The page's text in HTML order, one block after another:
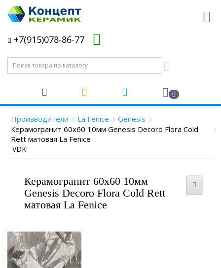
+7(915)078-86-77
0
Производители La Fenice
Genesis
Керамогранит 60x60 10мм Genesis Decoro Flora Cold
Rett матовая La Fenice
VDK
Керамогранит 60x60 10мм
Genesis Decoro Flora Cold Rett
матовая La Fenice